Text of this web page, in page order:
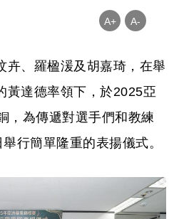
A+ A-
卉、羅楹湲及胡嘉琦，在舉
黃達德率領下，於2025亞
，為傳遞對選手們和教練
行簡單隆重的表揚儀式。